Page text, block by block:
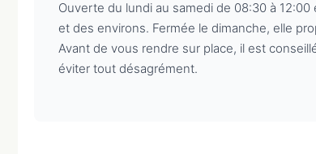
Ouverte du lundi au samedi de 08:30 à
et des environs. Fermée le dimanche, elle
Avant de vous rendre sur place, il est
éviter tout désagrément.